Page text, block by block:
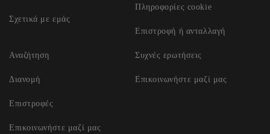
Σχετικά με εμάς
Πληροφορίες cookie
Επιστροφή ή ανταλλαγή
Αναζήτηση
Διανομή
Επιστροφές
Επικοινωνήστε μαζί μας
Συχνές ερωτήσεις
Επικοινωνήστε μαζί μας